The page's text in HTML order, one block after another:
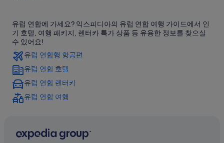
유럽 연합에 가세요? 익스피디아의 유럽 연합 여행 가이드에서 인
기 호텔, 여행 패키지, 렌터카 특가 상품 등 유용한 정보를 찾으실
수 있어요!
유럽 연합행 항공편
유럽 연합 호텔
유럽 연합 렌터카
유럽 연합 여행